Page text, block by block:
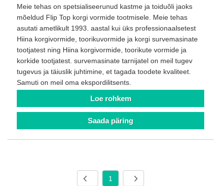
Meie tehas on spetsialiseerunud kastme ja toiduõli jaoks
mõeldud Flip Top korgi vormide tootmisele. Meie tehas
asutati ametlikult 1993. aastal kui üks professionaalsetest
Hiina korgivormide, toorikuvormide ja korgi survemasinate
tootjatest ning Hiina korgivormide, toorikute vormide ja
korkide tootjatest. survemasinate tarnijatel on meil tugev
tugevus ja täiuslik juhtimine, et tagada toodete kvaliteet.
Samuti on meil oma ekspordilitsents.
Loe rohkem
Saada päring
1